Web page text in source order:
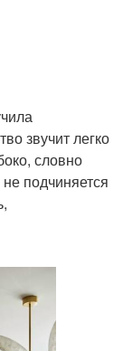
звучит легко
словно
подчиняется